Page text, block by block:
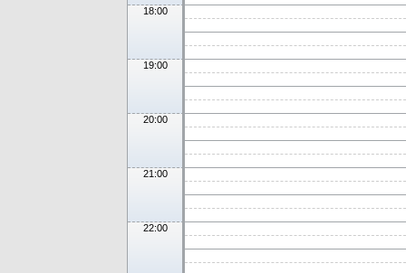
18:00
19:00
20:00
21:00
22:00